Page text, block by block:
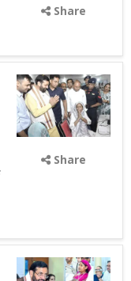
Share
Share